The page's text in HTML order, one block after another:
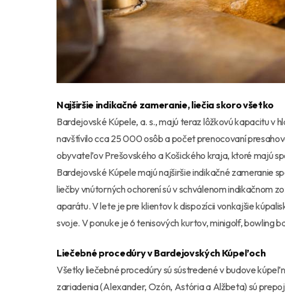
Najširšie indikačné zameranie, liečia skoro všetko
Bardejovské Kúpele, a. s., majú teraz lôžkovú kapacitu v
navštívilo cca 25 000 osôb a počet prenocovaní
obyvateľov Prešovského a Košického kraja, ktoré majú
Bardejovské Kúpele majú najširšie indikačné zameranie
liečby vnútorných ochorení sú v schválenom indikačnom
aparátu. V lete je pre klientov k dispozícii vonkajšie
svoje. V ponuke je 6 tenisových kurtov, minigolf, bowling
Liečebné procedúry v Bardejovských Kúpeľoch
Všetky liečebné procedúry sú sústredené v budove
zariadenia (Alexander, Ozón, Astória a Alžbeta) sú